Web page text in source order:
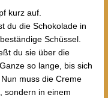
kurz auf.
du die Schokolade in
Schüssel.
du sie über die
so lange, bis sich
muss die Creme
sondern in einem